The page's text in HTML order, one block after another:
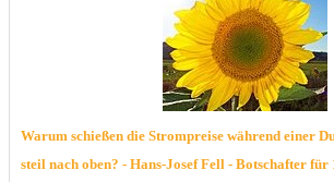
Warum schießen die Strompreise während einer
steil nach oben? - Hans-Josef Fell - Botschafter